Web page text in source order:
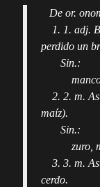
De or.
1. 1. adj.
perdido un
Sin.:
manco,
2. 2. m.
maíz).
Sin.:
zuro,
3. 3. m.
cerdo.